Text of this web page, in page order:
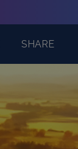
SHARE